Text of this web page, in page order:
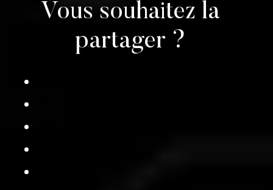
Vous souhaitez la
partager ?